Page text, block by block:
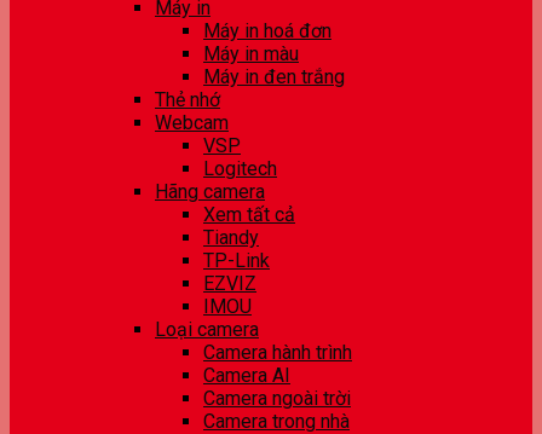
Máy in
Máy in hoá đơn
Máy in màu
Máy in đen trắng
Thẻ nhớ
Webcam
VSP
Logitech
Hãng camera
Xem tất cả
Tiandy
TP-Link
EZVIZ
IMOU
Loại camera
Camera hành trình
Camera AI
Camera ngoài trời
Camera trong nhà